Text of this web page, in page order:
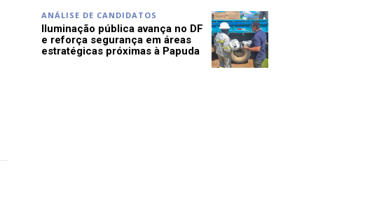
ANÁLISE DE CANDIDATOS
Iluminação pública avança no DF
e reforça segurança em áreas
estratégicas próximas à Papuda